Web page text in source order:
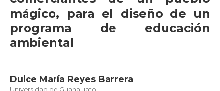
mágico, para el diseño de un
programa de educación
ambiental
Dulce María Reyes Barrera
Universidad de Guanajuato